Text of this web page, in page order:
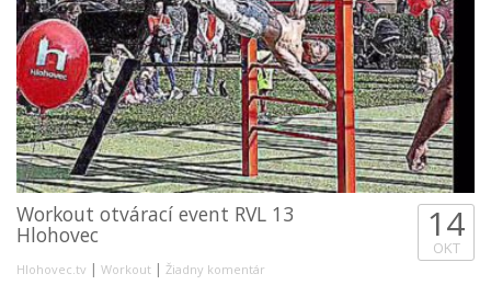
Workout otvárací event RVL 13
Hlohovec
Hlohovec.tv | Workout | Žiadny komentár
14
OKT